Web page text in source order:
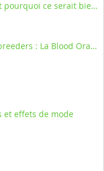
Qu'est-ce la Critical et pourquoi ce serait bien d'y penser
Discussion avec nos breeders : La Blood Orange Tangie
et effets de mode